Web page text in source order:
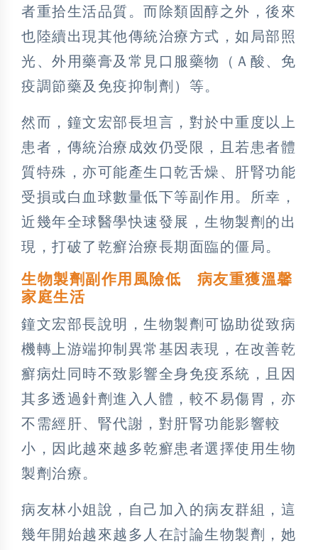
者重拾生活品質。而除類固醇之外，後來
也陸續出現其他傳統治療方式，如局部照
光、外用藥膏及常見口服藥物（Ａ酸、免
疫調節藥及免疫抑制劑）等。
然而，鐘文宏部長坦言，對於中重度以上
患者，傳統治療成效仍受限，且若患者體
質特殊，亦可能產生口乾舌燥、肝腎功能
受損或白血球數量低下等副作用。所幸，
近幾年全球醫學快速發展，生物製劑的出
現，打破了乾癬治療長期面臨的僵局。
生物製劑副作用風險低 病友重獲溫馨
家庭生活
鐘文宏部長說明，生物製劑可協助從致病
機轉上游端抑制異常基因表現，在改善乾
癬病灶同時不致影響全身免疫系統，且因
其多透過針劑進入人體，較不易傷胃，亦
不需經肝、腎代謝，對肝腎功能影響較
小，因此越來越多乾癬患者選擇使用生物
製劑治療。
病友林小姐說，自己加入的病友群組，這
幾年開始越來越多人在討論生物製劑，她